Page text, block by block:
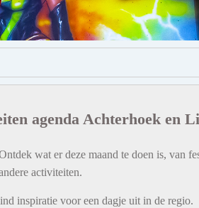
agenda Achterhoek en
wat er deze maand te doen is, van
activiteiten.
inspiratie voor een dagje uit in de regio.